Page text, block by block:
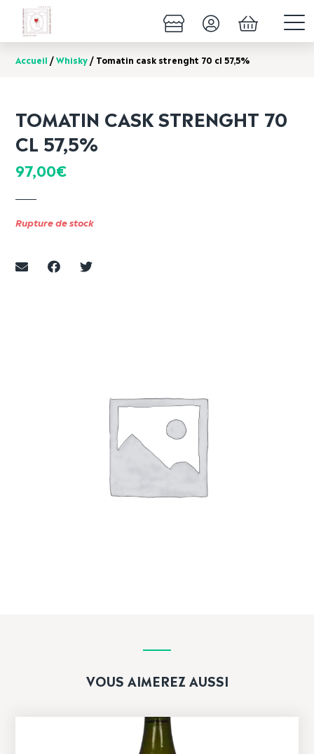
Accueil /Whisky / Tomatin cask strenght 70 cl 57,5%
TOMATIN CASK STRENGHT 70
CL 57,5%
97,00€
Rupture de stock
VOUS AIMEREZ AUSSI